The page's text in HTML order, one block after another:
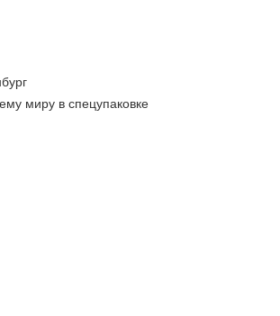
миру в спецупаковке